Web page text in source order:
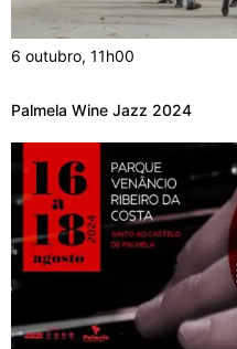
6 outubro, 11h00
Palmela Wine Jazz 2024